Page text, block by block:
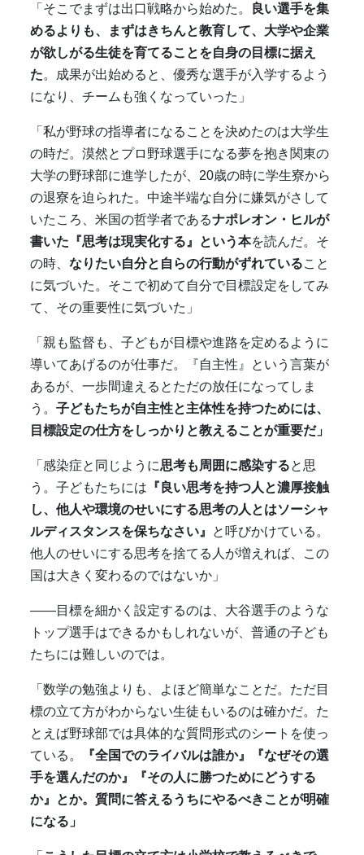
「そこでまずは出口戦略から始めた。
良い選手を集
めるよりも、まずはきちんと教育して、大学や企業
が欲しがる生徒を育てることを自身の目標に据え
た。成果が出始めると、優秀な選手が入学するよう
になり、チームも強くなっていった」
「私が野球の指導者になることを決めたのは大学生
の時だ。漠然とプロ野球選手になる夢を抱き関東の
大学の野球部に進学したが、 20歳の時に学生寮から
の退寮を迫られた。中途半端な自分に嫌気がさして
いたころ、米国の哲学者であるナポレオン・ヒルが
書いた『思考は現実化する』という本を読んだ。そ
の時、なりたい自分と自らの行動がずれていること
に気づいた。そこで初めて自分で目標設定をしてみ
て、その重要性に気づいた」
「親も監督も、子どもが目標や進路を定めるように
導いてあげるのが仕事だ。『自主性』という言葉が
あるが、一歩間違えるとただの放任になってしま
う。子どもたちが自主性と主体性を持つためには、
目標設定の仕方をしっかりと教えることが重要だ」
「感染症と同じように思考も周囲に感染すると思
う。子どもたちには 『良い思考を持つ人と濃厚接触
し、他人や環境のせいにする思考の人とはソーシャ
ルディスタンスを保ちなさい』 と呼びかけている。
他人のせいにする思考を捨てる人が増えれば、この
国は大きく変わるのではないか」
――目標を細かく設定するのは、大谷選手のような
トップ選手はできるかもしれないが、普通の子ども
たちには難しいのでは。
「数学の勉強よりも、よほど簡単なことだ。ただ目
標の立て方がわからない生徒もいるのは確かだ。た
とえば野球部では具体的な質問形式のシートを使っ
ている。
『全国でのライバルは誰か』『なぜその選
手を選んだのか』『その人に勝つためにどうする
か』とか。質問に答えるうちにやるべきことが明確
になる」